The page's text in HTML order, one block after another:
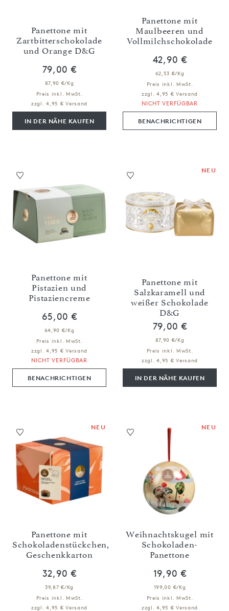
Panettone mit
Zartbitterschokolade
und Orange D&G
79,00 €
87,90 €/Kg
Preis inkl. MwSt.
zzgl. 4,95 € Versand
IN DER NÄHE KAUFEN
Panettone mit
Maulbeeren und
Vollmilchschokolade
42,90 €
62,53 €/Kg
Preis inkl. MwSt.
zzgl. 4,95 € Versand
NICHT VERFÜGBAR
BENACHRICHTIGEN
Panettone mit
Pistazien und
Pistaziencreme
65,00 €
64,90 €/Kg
Preis inkl. MwSt.
zzgl. 4,95 € Versand
NICHT VERFÜGBAR
BENACHRICHTIGEN
Panettone mit
Salzkaramell und
weißer Schokolade
D&G
79,00 €
87,90 €/Kg
Preis inkl. MwSt.
zzgl. 4,95 € Versand
IN DER NÄHE KAUFEN
NEU
Panettone mit
Schokoladenstückchen,
Geschenkkarton
32,90 €
39,87 €/Kg
Preis inkl. MwSt.
zzgl. 4,95 € Versand
NEU
Weihnachtskugel mit
Schokoladen-
Panettone
19,90 €
199,00 €/Kg
Preis inkl. MwSt.
zzgl. 4,95 € Versand
NEU